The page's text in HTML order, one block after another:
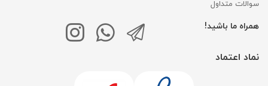
سوالات متداول
همراه ما باشید!
نماد اعتماد